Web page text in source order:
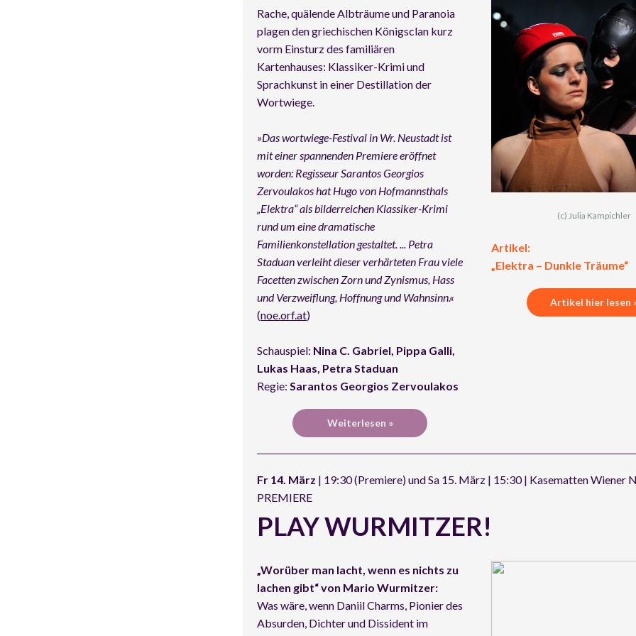
Rache, quälende Albträume und Paranoia
plagen den griechischen Königsclan kurz
vorm Einsturz des familiären
Kartenhauses: Klassiker-Krimi und
Sprachkunst in einer Destillation der
Wortwiege.
»Das wortwiege-Festival in Wr. Neustadt ist
mit einer spannenden Premiere eröffnet
worden: Regisseur Sarantos Georgios
Zervoulakos hat Hugo von Hofmannsthals
„Elektra“ als bilderreichen Klassiker-Krimi
rund um eine dramatische
Familienkonstellation gestaltet. ... Petra
Staduan verleiht dieser verhärteten Frau viele
Facetten zwischen Zorn und Zynismus, Hass
und Verzweiflung, Hoffnung und Wahnsinn.«
(noe.orf.at)
Schauspiel: Nina C. Gabriel, Pippa Galli,
Lukas Haas, Petra Staduan
Regie: Sarantos Georgios Zervoulakos
Weiterlesen »
(c) Julia Kampichler
Artikel:
„Elektra – Dunkle Träume“
Artikel hier lesen
Fr 14. März | 19:30 (Premiere) und Sa 15. März | 15:30 | Kasematten Wiener
PREMIERE
PLAY WURMITZER!
„Worüber man lacht, wenn es nichts zu
lachen gibt“ von Mario Wurmitzer:
Was wäre, wenn Daniil Charms, Pionier des
Absurden, Dichter und Dissident im